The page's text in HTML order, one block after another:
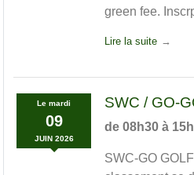
green fee.
Lire la suite
Lemardi
09
JUIN 2026
SWC / GO-
de 08h30 à 15h
SWC-GO